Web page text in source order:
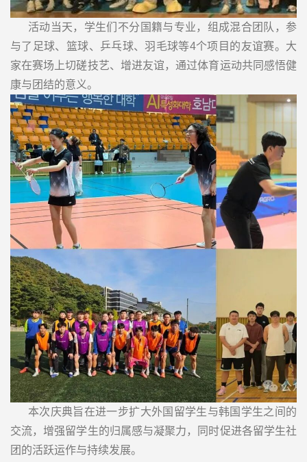
活动当天，学生们不分国籍与专业，组成混合团队，参
与了足球、篮球、乒乓球、羽毛球等4个项目的友谊赛。大
家在赛场上切磋技艺、增进友谊，通过体育运动共同感悟健
康与团结的意义。
本次庆典旨在进一步扩大外国留学生与韩国学生之间的
交流，增强留学生的归属感与凝聚力，同时促进各留学生社
团的活跃运作与持续发展。